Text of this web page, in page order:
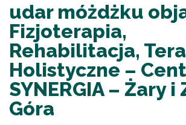
udar móżdżku
Fizjoterapia,
Rehabilitacja,
Holistyczne –
SYNERGIA – Żary
Góra